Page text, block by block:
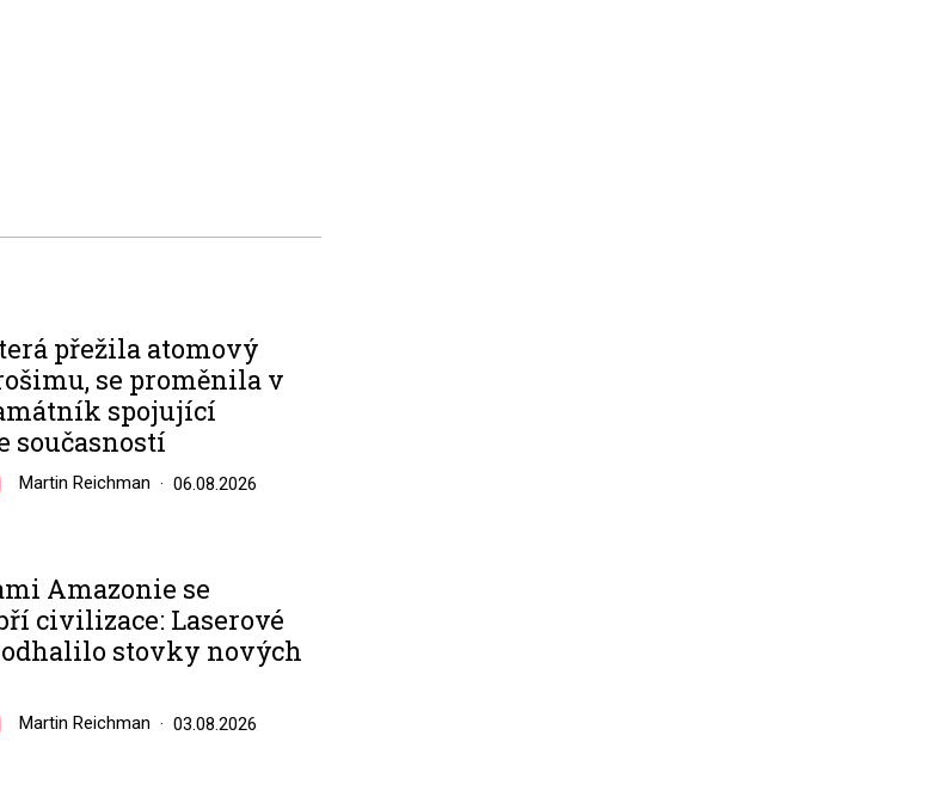
přežila atomový
se proměnila v
spojující
současností
Martin Reichman 06.08.2026
Amazonie se
civilizace: Laserové
stovky nových
Martin Reichman 03.08.2026